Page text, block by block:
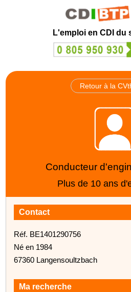
L'emploi en CDI du
Retour à la
Conducteur
Plus de 10 ans
Contact
Réf. BE1401290756
Né en 1984
67360 Langensoultzbach
Ma recherche